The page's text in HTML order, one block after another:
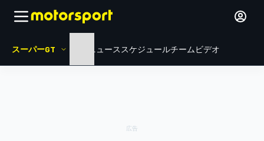
スーパーGT ニュース スケジュールチームビデオ